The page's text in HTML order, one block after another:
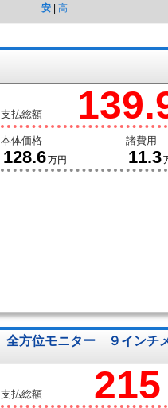
安| 高
支払総額
本体価格
128.6万円
諸費用
11.3
全方位モニター ９イン
支払総額 215